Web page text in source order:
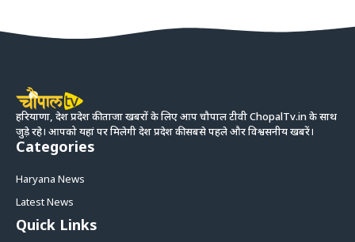
हरियाणा, देश प्रदेश की ताजा खबरों के लिए आप चौपाल टीवी ChopalTv.in के साथ
जुड़े रहे। आपको यहां पर मिलेगी देश प्रदेश की सबसे पहले और विश्वसनीय खबरें।
Categories
Haryana News
Latest News
Quick Links